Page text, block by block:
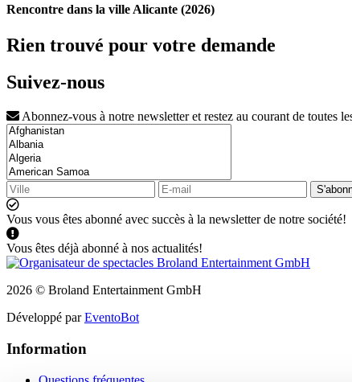
Rencontre dans la ville Alicante (2026)
Rien trouvé pour votre demande
Suivez-nous
Abonnez-vous à notre newsletter et restez au courant de toutes
Vous vous êtes abonné avec succès à la newsletter de notre société!
Vous êtes déjà abonné à nos actualités!
2026 © Broland Entertainment GmbH
Développé parEventoBot
Information